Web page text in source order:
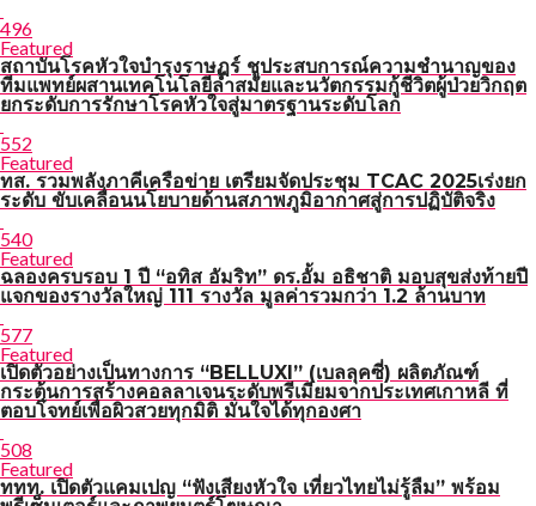
496
Featured
สถาบันโรคหัวใจบำรุงราษฎร์ ชูประสบการณ์ความชำนาญของ
ทีมแพทย์ผสานเทคโนโลยีล้ำสมัยและนวัตกรรมกู้ชีวิตผู้ป่วยวิกฤต
ยกระดับการรักษาโรคหัวใจสู่มาตรฐานระดับโลก
552
Featured
ทส. รวมพลังภาคีเครือข่าย เตรียมจัดประชุม TCAC 2025เร่งยก
ระดับ ขับเคลื่อนนโยบายด้านสภาพภูมิอากาศสู่การปฏิบัติจริง
540
Featured
ฉลองครบรอบ 1 ปี “อทิส อัมริท” ดร.อั้ม อธิชาติ มอบสุขส่งท้ายปี
แจกของรางวัลใหญ่ 111 รางวัล มูลค่ารวมกว่า 1.2 ล้านบาท
577
Featured
เปิดตัวอย่างเป็นทางการ “BELLUXI” (เบลลุคซี่) ผลิตภัณฑ์
กระตุ้นการสร้างคอลลาเจนระดับพรีเมียมจากประเทศเกาหลี ที่
ตอบโจทย์เพื่อผิวสวยทุกมิติ มั่นใจได้ทุกองศา
508
Featured
ททท. เปิดตัวแคมเปญ “ฟังเสียงหัวใจ เที่ยวไทยไม่รู้ลืม” พร้อม